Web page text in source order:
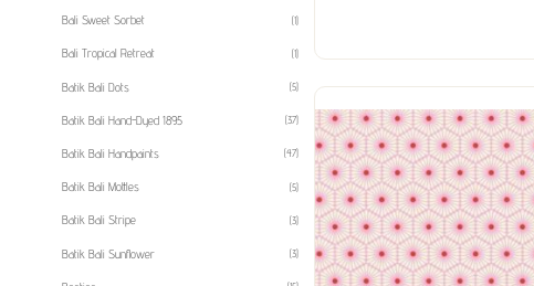
Bali Sweet Sorbet (1)
Bali Tropical Retreat (1)
Batik Bali Dots (5)
Batik Bali Hand-Dyed 1895 (37)
Batik Bali Handpaints (47)
Batik Bali Mottles (5)
Batik Bali Stripe (3)
Batik Bali Sunflower (3)